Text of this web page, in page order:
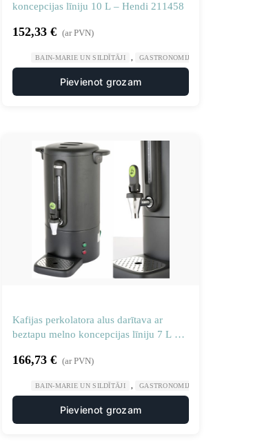
PLĪTIS UN DZĒRIENU UZPILDES IEKĀRTAS
koncepcijas līniju 10 L – Hendi 211458
152,33 € (ar PVN)
BAIN-MARIE UN SILDĪTĀJI GASTRONOMIJA
Pievienot grozam
PLĪTIS UN DZĒRIENU UZPILDES IEKĀRTAS
Kafijas perkolatora alus darītava ar
beztapu melno koncepcijas līniju 7 L –
166,73 € (ar PVN)
BAIN-MARIE UN SILDĪTĀJI GASTRONOMIJA
Pievienot grozam